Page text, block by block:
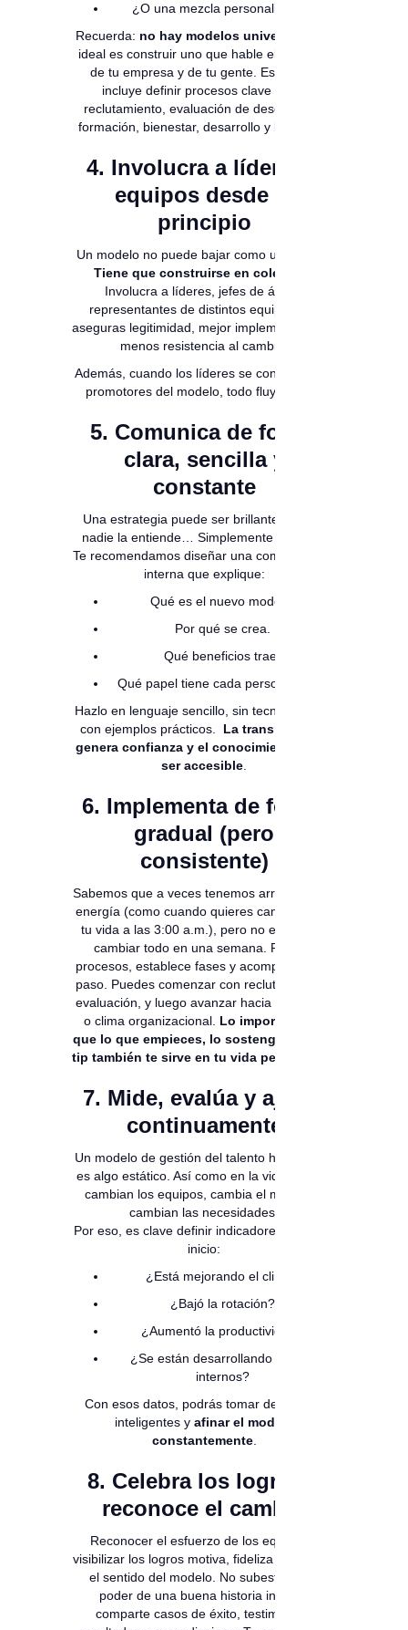
¿O una mezcla personalizada?
Recuerda: no hay modelos universales
ideal es construir uno que hable el lenguaje
de tu empresa y de tu gente. Este paso
incluye definir procesos clave como
reclutamiento, evaluación de desempeño,
formación, bienestar, desarrollo y liderazgo.
4. Involucra a líderes y
equipos desde el
principio
Un modelo no puede bajar como una orden.
Tiene que construirse en colectivo
Involucra a líderes, jefes de área y
representantes de distintos equipos. Así
aseguras legitimidad, mejor implementación y
menos resistencia al cambio.
Además, cuando los líderes se convierten en
promotores del modelo, todo fluye mejor.
5. Comunica de forma
clara, sencilla y
constante
Una estrategia puede ser brillante, pero si
nadie la entiende… Simplemente no sirve.
Te recomendamos diseñar una comunicación
interna que explique:
Qué es el nuevo modelo.
Por qué se crea.
Qué beneficios trae.
Qué papel tiene cada persona en él.
Hazlo en lenguaje sencillo, sin tecnicismos, y
con ejemplos prácticos. La transparencia
genera confianza y el conocimiento debe
ser accesible
6. Implementa de forma
gradual (pero
consistente)
Sabemos que a veces tenemos arranques de
energía (como cuando quieres cambiar toda
tu vida a las 3:00 a.m.), pero no es posible
cambiar todo en una semana. Prioriza
procesos, establece fases y acompaña cada
paso. Puedes comenzar con reclutamiento y
evaluación, y luego avanzar hacia formación
o clima organizacional. Lo importante es
que lo que empieces, lo sostengas (y este
tip también te sirve en tu vida personal
7. Mide, evalúa y ajusta
continuamente
Un modelo de gestión del talento humano no
es algo estático. Así como en la vida misma,
cambian los equipos, cambia el mercado,
cambian las necesidades.
Por eso, es clave definir indicadores desde el
inicio:
¿Está mejorando el clima?
¿Bajó la rotación?
¿Aumentó la productividad?
¿Se están desarrollando líderes
internos?
Con esos datos, podrás tomar decisiones
inteligentes y afinar el modelo
constantemente.
8. Celebra los logros y
reconoce el cambio
Reconocer el esfuerzo de los equipos y
visibilizar los logros motiva, fideliza y refuerza
el sentido del modelo. No subestimes el
poder de una buena historia interna:
comparte casos de éxito, testimonios,